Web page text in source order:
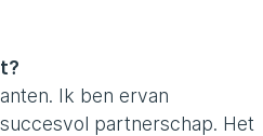
Ik ben ervan
partnerschap. Het